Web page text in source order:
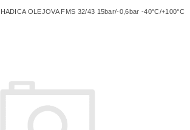
HADICA OLEJOVA FMS 32/43 15bar/-0,6bar -40°C/+100°C